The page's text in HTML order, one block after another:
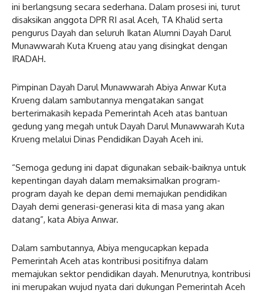
ini berlangsung secara sederhana. Dalam prosesi ini, turut
disaksikan anggota DPR RI asal Aceh, TA Khalid serta
pengurus Dayah dan seluruh Ikatan Alumni Dayah Darul
Munawwarah Kuta Krueng atau yang disingkat dengan
IRADAH.
Pimpinan Dayah Darul Munawwarah Abiya Anwar Kuta
Krueng dalam sambutannya mengatakan sangat
berterimakasih kepada Pemerintah Aceh atas bantuan
gedung yang megah untuk Dayah Darul Munawwarah Kuta
Krueng melalui Dinas Pendidikan Dayah Aceh ini.
“Semoga gedung ini dapat digunakan sebaik-baiknya untuk
kepentingan dayah dalam memaksimalkan program-
program dayah ke depan demi memajukan pendidikan
Dayah demi generasi-generasi kita di masa yang akan
datang”, kata Abiya Anwar.
Dalam sambutannya, Abiya mengucapkan kepada
Pemerintah Aceh atas kontribusi positifnya dalam
memajukan sektor pendidikan dayah. Menurutnya, kontribusi
ini merupakan wujud nyata dari dukungan Pemerintah Aceh